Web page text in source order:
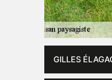
GILLES